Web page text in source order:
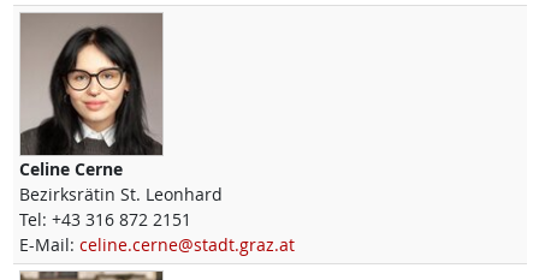
Celine Cerne
Bezirksrätin St. Leonhard
Tel: +43 316 872 2151
E-Mail: celine.cerne@stadt.graz.at